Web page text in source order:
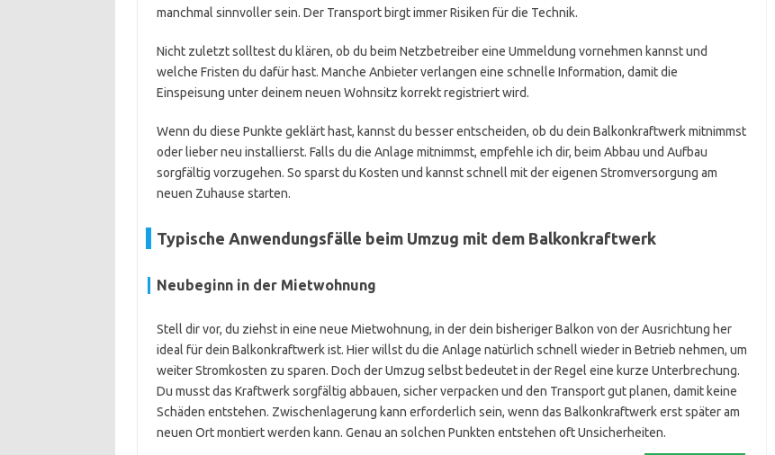
manchmal sinnvoller sein. Der Transport birgt immer Risiken für die Technik.
Nicht zuletzt solltest du klären, ob du beim Netzbetreiber eine Ummeldung vornehmen kannst und
welche Fristen du dafür hast. Manche Anbieter verlangen eine schnelle Information, damit die
Einspeisung unter deinem neuen Wohnsitz korrekt registriert wird.
Wenn du diese Punkte geklärt hast, kannst du besser entscheiden, ob du dein Balkonkraftwerk mitnimmst
oder lieber neu installierst. Falls du die Anlage mitnimmst, empfehle ich dir, beim Abbau und Aufbau
sorgfältig vorzugehen. So sparst du Kosten und kannst schnell mit der eigenen Stromversorgung am
neuen Zuhause starten.
Typische Anwendungsfälle beim Umzug mit dem Balkonkraftwerk
Neubeginn in der Mietwohnung
Stell dir vor, du ziehst in eine neue Mietwohnung, in der dein bisheriger Balkon von der Ausrichtung her
ideal für dein Balkonkraftwerk ist. Hier willst du die Anlage natürlich schnell wieder in Betrieb nehmen, um
weiter Stromkosten zu sparen. Doch der Umzug selbst bedeutet in der Regel eine kurze Unterbrechung.
Du musst das Kraftwerk sorgfältig abbauen, sicher verpacken und den Transport gut planen, damit keine
Schäden entstehen. Zwischenlagerung kann erforderlich sein, wenn das Balkonkraftwerk erst später am
neuen Ort montiert werden kann. Genau an solchen Punkten entstehen oft Unsicherheiten.